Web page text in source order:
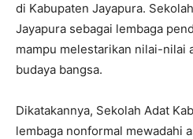
di Kabupaten Jayapura.
Jayapura sebagai lembaga
mampu melestarikan nilai-nilai
budaya bangsa.
Dikatakannya, Sekolah Adat
lembaga nonformal mewadahi